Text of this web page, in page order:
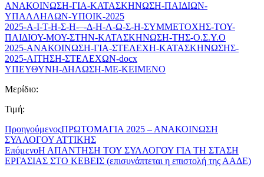
ΑΝΑΚΟΙΝΩΣΗ-ΓΙΑ-ΚΑΤΑΣΚΗΝΩΣΗ-ΠΑΙΔΙΩΝ-
ΥΠΑΛΛΗΛΩΝ-ΥΠΟΙΚ-2025
2025-Α-Ι-Τ-Η-Σ-Η-–-Δ-Η-Λ-Ω-Σ-Η-ΣΥΜΜΕΤΟΧΗΣ-ΤΟΥ-
ΠΑΙΔΙΟΥ-ΜΟΥ-ΣΤΗΝ-ΚΑΤΑΣΚΗΝΩΣΗ-ΤΗΣ-Ο.Σ.Υ.Ο
2025-ΑΝΑΚΟΙΝΩΣΗ-ΓΙΑ-ΣΤΕΛΕΧΗ-ΚΑΤΑΣΚΗΝΩΣΗΣ-
2025-ΑΙΤΗΣΗ-ΣΤΕΛΕΧΩΝ-docx
ΥΠΕΥΘΥΝΗ-ΔΗΛΩΣΗ-ΜΕ-ΚΕΙΜΕΝΟ
Μερίδιο:
Τιμή:
ΠροηγούμενοςΠΡΩΤΟΜΑΓΙΑ 2025 – ΑΝΑΚΟΙΝΩΣΗ
ΣΥΛΛΟΓΟΥ ΑΤΤΙΚΗΣ
ΕπόμενοΗ ΑΠΑΝΤΗΣΗ ΤΟΥ ΣΥΛΛΟΓΟΥ ΓΙΑ ΤΗ ΣΤΑΣΗ
ΕΡΓΑΣΙΑΣ ΣΤΟ ΚΕΒΕΙΣ (επισυνάπτεται η επιστολή της ΑΑΔΕ)